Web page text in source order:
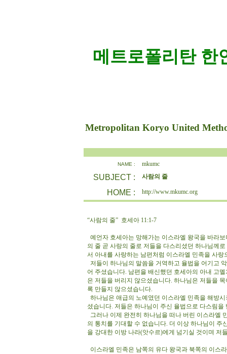
메트로폴리탄 한
Metropolitan Koryo United
NAME : mkumc
SUBJECT : 사람의 줄
HOME : http://www.mkumc.org
“사람의 줄” 호세아 11:1-7
예언자 호세아는 망해가는 이스라엘 왕국을 바라
의 줄 곧 사랑의 줄로 저들을 다스리셨던 하나님께
서 아내를 사랑하는 남편처럼 이스라엘 민족을 사
저들이 하나님의 말씀을 거역하고 율법을 어기고
어 주셨습니다. 남편을 배신했던 호세아의 아내 고
은 저들을 버리지 않으셨습니다. 하나님은 저들을
록 만들지 않으셨습니다.
하나님은 애급의 노예였던 이스라엘 민족을 해방
셨습니다. 저들은 하나님이 주신 율법으로 다스림을
그러나 이제 완전히 하나님을 떠나 버린 이스라엘
의 통치를 기대할 수 없습니다. 더 이상 하나님이
을 강대한 이방 나라(앗수르)에게 넘기실 것이며
이스라엘 민족은 남쪽의 유다 왕국과 북쪽의 이스